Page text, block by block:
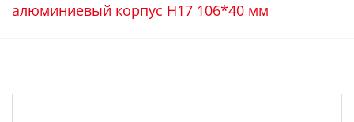
алюминиевый корпус H17 106*40 мм